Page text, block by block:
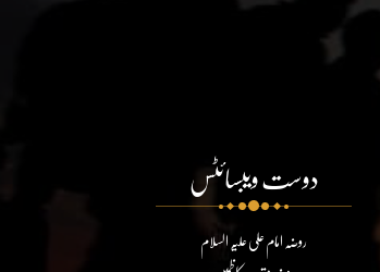
دوست ویبسائٹس
روضہ امام علی علیہ السلام